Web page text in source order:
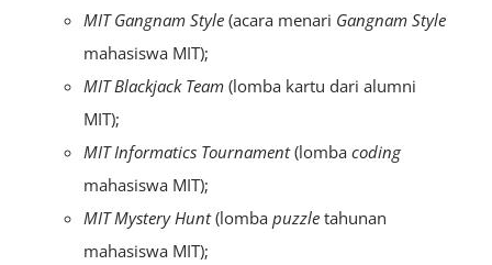
MIT Gangnam Style (acara menari Gangnam Style
mahasiswa MIT);
MIT Blackjack Team (lomba kartu dari alumni
MIT);
MIT Informatics Tournament(lomba coding
mahasiswa MIT);
MIT Mystery Hunt(lomba puzzle tahunan
mahasiswa MIT);